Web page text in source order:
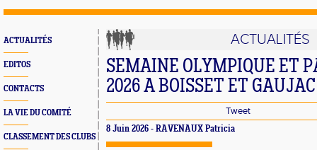
ACTUALITÉS
EDITOS
CONTACTS
LA VIE DU COMITÉ
CLASSEMENT DES CLUBS
ACTUALITÉS
SEMAINE OLYMPIQUE ET
2026 A BOISSET ET GAUJAC
Tweet
8 Juin 2026 - RAVENAUX Patricia